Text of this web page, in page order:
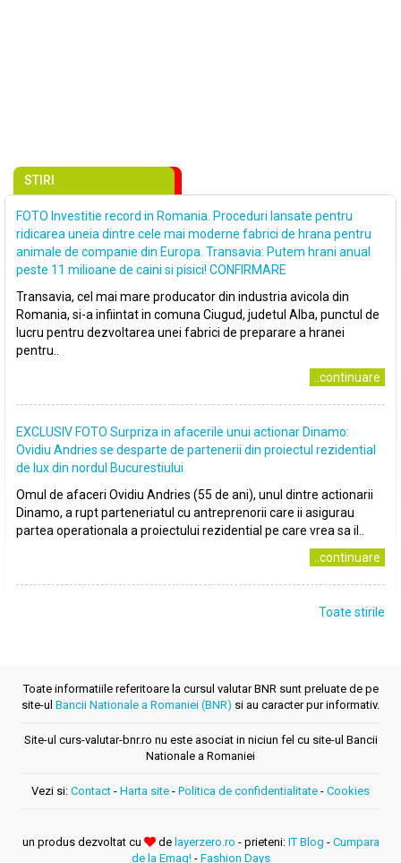
STIRI
FOTO Investitie record in Romania. Proceduri lansate pentru
ridicarea uneia dintre cele mai moderne fabrici de hrana pentru
animale de companie din Europa. Transavia: Putem hrani anual
peste 11 milioane de caini si pisici! CONFIRMARE
Transavia, cel mai mare producator din industria avicola din
Romania, si-a infiintat in comuna Ciugud, judetul Alba, punctul de
lucru pentru dezvoltarea unei fabrici de preparare a hranei
pentru..
..continuare
EXCLUSIV FOTO Surpriza in afacerile unui actionar Dinamo:
Ovidiu Andries se desparte de partenerii din proiectul rezidential
de lux din nordul Bucurestiului
Omul de afaceri Ovidiu Andries (55 de ani), unul dintre actionarii
Dinamo, a rupt parteneriatul cu antreprenorii care ii asigurau
partea operationala a proiectului rezidential pe care vrea sa il..
..continuare
Toate stirile
Toate informatiile referitoare la cursul valutar BNR sunt preluate de pe
site-ul Bancii Nationale a Romaniei (BNR) si au caracter pur informativ.
Site-ul curs-valutar-bnr.ro nu este asociat in niciun fel cu site-ul Bancii
Nationale a Romaniei
Vezi si: Contact - Harta site - Politica de confidentialitate - Cookies
un produs dezvoltat cu de layerzero.ro - prieteni: IT Blog - Cumpara
de la Emag!- Fashion Days